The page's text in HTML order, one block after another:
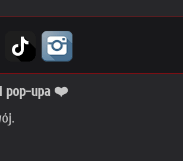
i pop-upa ❤️